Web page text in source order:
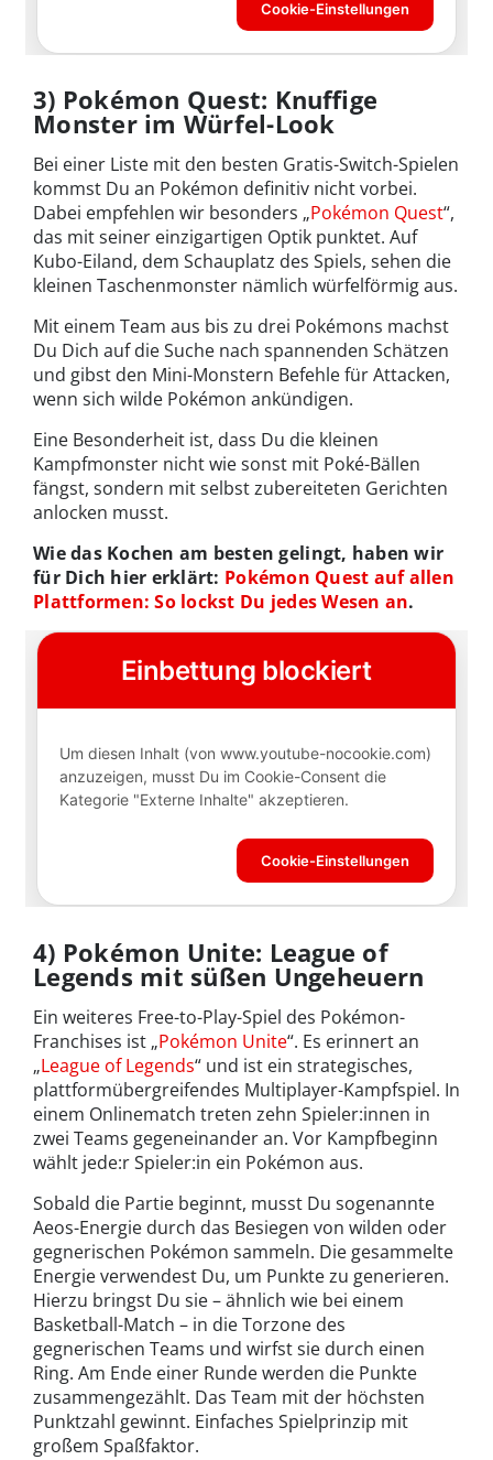
3) Pokémon Quest: Knuffige
Monster im Würfel-Look
Bei einer Liste mit den besten Gratis-Switch-Spielen
kommst Du an Pokémon definitiv nicht vorbei.
Dabei empfehlen wir besonders „Pokémon Quest“,
das mit seiner einzigartigen Optik punktet. Auf
Kubo-Eiland, dem Schauplatz des Spiels, sehen die
kleinen Taschenmonster nämlich würfelförmig aus.
Mit einem Team aus bis zu drei Pokémons machst
Du Dich auf die Suche nach spannenden Schätzen
und gibst den Mini-Monstern Befehle für Attacken,
wenn sich wilde Pokémon ankündigen.
Eine Besonderheit ist, dass Du die kleinen
Kampfmonster nicht wie sonst mit Poké-Bällen
fängst, sondern mit selbst zubereiteten Gerichten
anlocken musst.
Wie das Kochen am besten gelingt, haben wir
für Dich hier erklärt: Pokémon Quest auf allen
Plattformen: So lockst Du jedes Wesen an.
4) Pokémon Unite: League of
Legends mit süßen Ungeheuern
Ein weiteres Free-to-Play-Spiel des Pokémon-
Franchises ist „Pokémon Unite“. Es erinnert an
„League of Legends“ und ist ein strategisches,
plattformübergreifendes Multiplayer-Kampfspiel. In
einem Onlinematch treten zehn Spieler:innen in
zwei Teams gegeneinander an. Vor Kampfbeginn
wählt jede:r Spieler:in ein Pokémon aus.
Sobald die Partie beginnt, musst Du sogenannte
Aeos-Energie durch das Besiegen von wilden oder
gegnerischen Pokémon sammeln. Die gesammelte
Energie verwendest Du, um Punkte zu generieren.
Hierzu bringst Du sie – ähnlich wie bei einem
Basketball-Match – in die Torzone des
gegnerischen Teams und wirfst sie durch einen
Ring. Am Ende einer Runde werden die Punkte
zusammengezählt. Das Team mit der höchsten
Punktzahl gewinnt. Einfaches Spielprinzip mit
großem Spaßfaktor.